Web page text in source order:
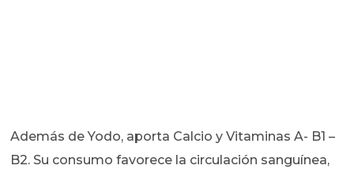
Además de Yodo, aporta Calcio y Vitaminas A- B1 –
B2. Su consumo favorece la circulación sanguínea,